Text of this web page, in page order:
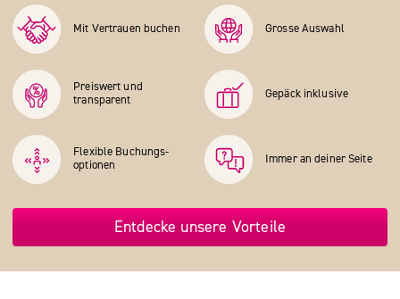
Mit Vertrauen buchen Grosse Auswahl
Preiswert und
transparent
Gepäck inklusive
Flexible Buchungs­
optionen
Immer an deiner Seite
Entdecke unsere Vorteile